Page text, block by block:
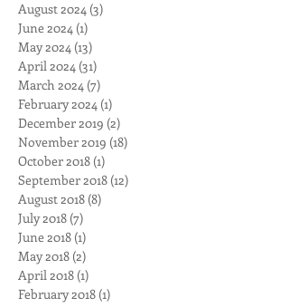
August 2024 (3)
June 2024 (1)
May 2024 (13)
April 2024 (31)
March 2024 (7)
February 2024 (1)
December 2019 (2)
November 2019 (18)
October 2018 (1)
September 2018 (12)
August 2018 (8)
July 2018 (7)
June 2018 (1)
May 2018 (2)
April 2018 (1)
February 2018 (1)